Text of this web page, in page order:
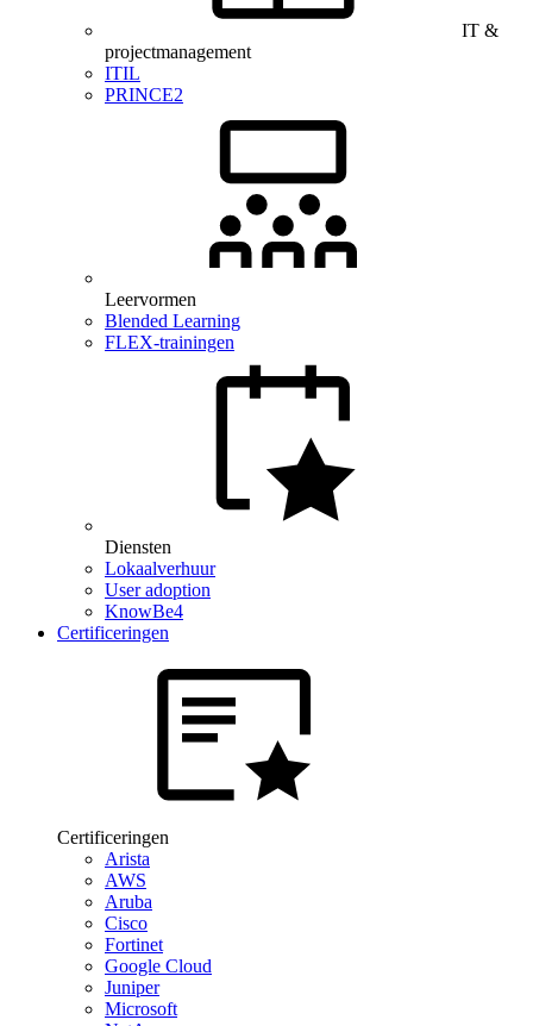
IT &
projectmanagement
ITIL
PRINCE2
Leervormen
Blended Learning
FLEX-trainingen
Diensten
Lokaalverhuur
User adoption
KnowBe4
Certificeringen
Certificeringen
Arista
AWS
Aruba
Cisco
Fortinet
Google Cloud
Juniper
Microsoft